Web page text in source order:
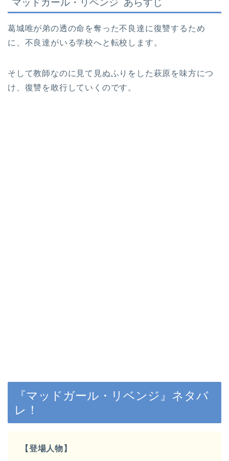
マッドガール・リベンジ あらすじ
葛城唯が弟の透の命を奪った不良達に復讐するため
に、不良達がいる学校へと転校します。
そして教師なのに見て見ぬふりをした萩原を味方につ
け、復讐を敢行していくのです。
『マッドガール・リベンジ』ネタバ
レ！
【登場人物】